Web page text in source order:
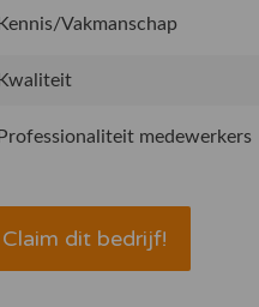
Kennis/Vakmanschap
Kwaliteit
Professionaliteit medewerkers
Claim dit bedrijf!